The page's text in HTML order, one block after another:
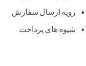
رویه ارسال سفارش
شیوه های پرداخت